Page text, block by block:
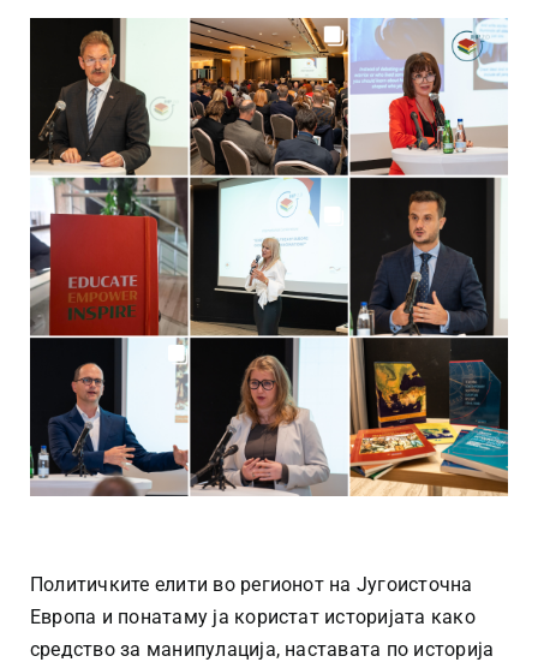
Македонски
Политичките елити во регионот на Југоисточна
Европа и понатаму ја користат историјата како
средство за манипулација, наставата по историја